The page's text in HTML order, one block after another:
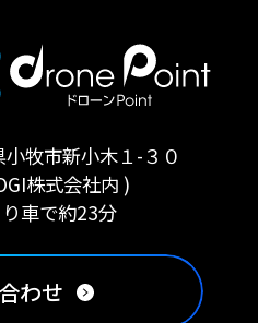
牧市新小木１-３０
株式会社内 )
車で約23分
わせ